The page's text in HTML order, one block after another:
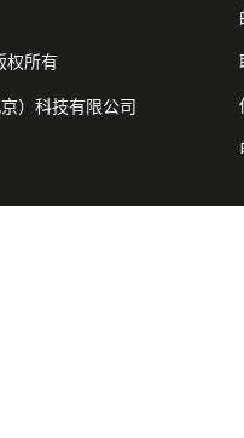
权所有
）科技有限公司